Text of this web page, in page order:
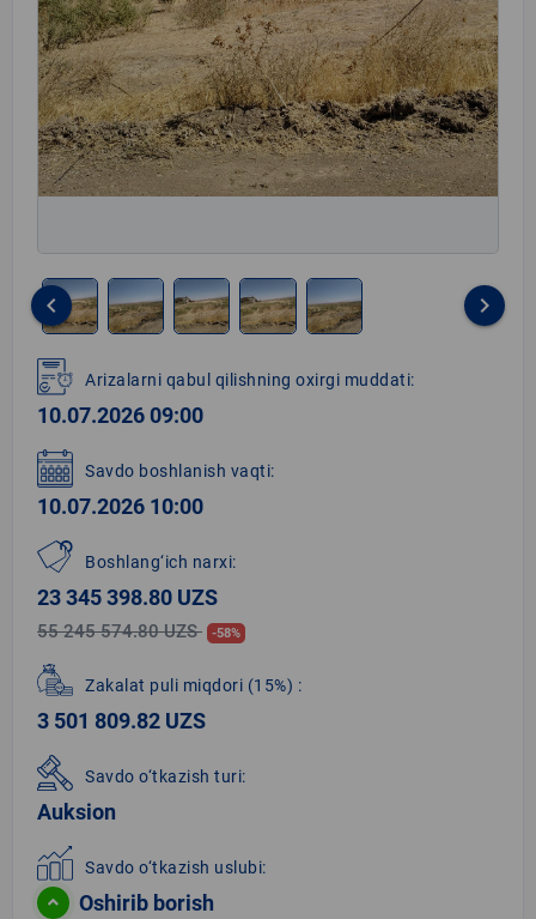
1
of
5
keyboard_arrow_left keyboard_arrow_right
Arizalarni qabul qilishning oxirgi muddati:
10.07.2026 09:00
Savdo boshlanish vaqti:
10.07.2026 10:00
Boshlang‘ich narxi:
23 345 398.80 UZS
55 245 574.80 UZS -58%
Zakalat puli miqdori (15%) :
3 501 809.82 UZS
Savdo o‘tkazish turi:
Auksion
Savdo o‘tkazish uslubi:
Oshirib borish